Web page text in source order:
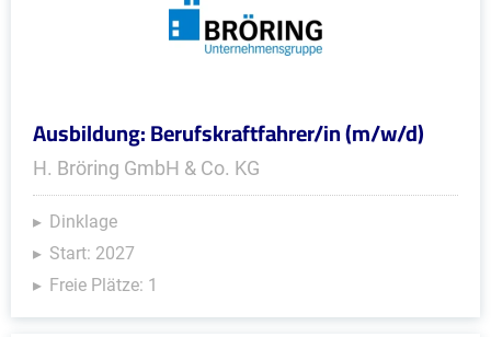
Ausbildung: Berufskraftfahrer/in (m/w/d)
H. Bröring GmbH & Co. KG
Dinklage
Start: 2027
Freie Plätze: 1